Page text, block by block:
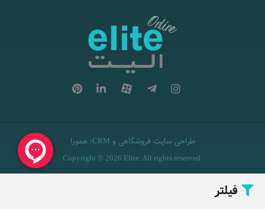
فیلتر
طراحی سایت فروشگاهی و CRM
: همورا
Copyright © 2026 Elite. All rights reserved.